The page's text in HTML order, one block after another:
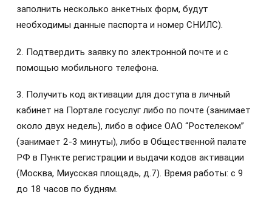
заполнить несколько анкетных форм, будут
необходимы данные паспорта и номер СНИЛС).
2. Подтвердить заявку по электронной почте и с
помощью мобильного телефона.
3. Получить код активации для доступа в личный
кабинет на Портале госуслуг либо по почте (занимает
около двух недель), либо в офисе ОАО “Ростелеком”
(занимает 2-3 минуты), либо в Общественной палате
РФ в Пункте регистрации и выдачи кодов активации
(Москва, Миусская площадь, д.7). Время работы: с 9
до 18 часов по будням.